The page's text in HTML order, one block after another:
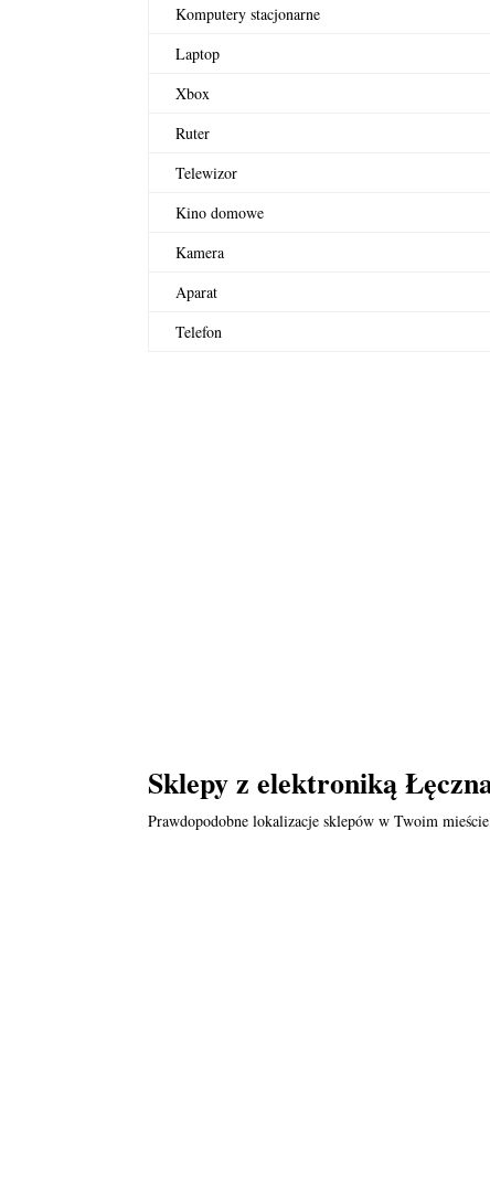
Komputery stacjonarne
Laptop
Xbox
Ruter
Telewizor
Kino domowe
Kamera
Aparat
Telefon
Sklepy z elektroniką
Prawdopodobne lokalizacje sklepów w Twoim